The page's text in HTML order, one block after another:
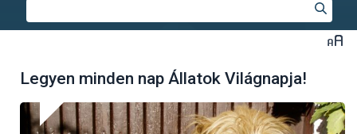
Legyen minden nap Állatok Világnapja!